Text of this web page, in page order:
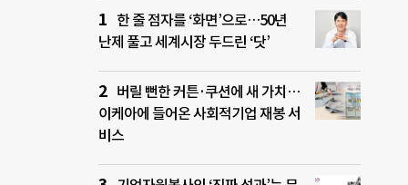
한 줄 점자를 ‘화면’으로…50년
난제 풀고 세계시장 두드린 ‘닷’
버릴 뻔한 커튼·쿠션에 새 가치…
이케아에 들어온 사회적기업 재봉 서
비스